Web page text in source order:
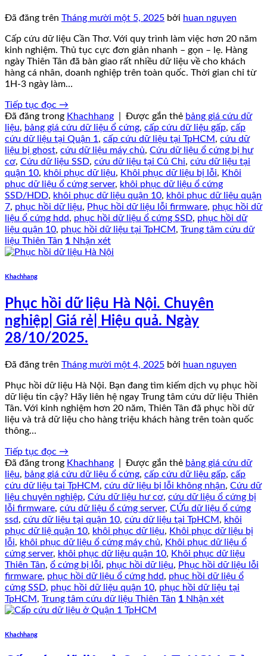
Đã đăng trên Tháng mười một 5, 2025 bởi huan nguyen
Cấp cứu dữ liệu Cần Thơ. Với quy trình làm việc hơn 20 năm
kinh nghiệm. Thủ tục cực đơn giản nhanh – gọn – lẹ. Hàng
ngày Thiên Tân đã bàn giao rất nhiều dữ liệu về cho khách
hàng cá nhân, doanh nghiệp trên toàn quốc. Thời gian chỉ từ
1H-3 ngày làm…
Tiếp tục đọc →
Đã đăng trong Khachhang Được gắn thẻ bảng giá cứu dữ
liệu, bảng giá cứu dữ liệu ổ cứng, cấp cứu dữ liệu gấp, cấp
cứu dữ liệu tại Quận 1, cấp cứu dữ liệu tại TpHCM , cứu dữ
liệu bị ghost, cứu dữ liệu máy chủ, Cứu dữ liệu ổ cứng bị hư
cơ, Cứu dữ liệu SSD, cứu dữ liệu tại Củ Chi, cứu dữ liệu tại
quận 10, khôi phục dữ liệu, Khôi phục dữ liệu bị lỗi, Khôi
phục dữ liệu ổ cứng server, khôi phục dữ liệu ổ cứng
SSD/HDD, khôi phục dữ liệu quận 10, khôi phục dữ liệu quận
7, phục hồi dữ liệu, Phục hồi dữ liệu lỗi firmware, phục hồi dữ
liệu ổ cứng hdd, phục hồi dữ liệu ổ cứng SSD, phục hồi dữ
liệu quận 10, phục hồi dữ liệu tại TpHCM , Trung tâm cứu dữ
liệu Thiên Tân 1 Nhận xét
Khachhang
Phục hồi dữ liệu Hà Nội. Chuyên
nghiệp| Giá rẻ| Hiệu quả. Ngày
28/10/2025.
Đã đăng trên Tháng mười một 4, 2025 bởi huan nguyen
Phục hồi dữ liệu Hà Nội. Bạn đang tìm kiếm dịch vụ phục hồi
dữ liệu tin cậy? Hãy liên hệ ngay Trung tâm cứu dữ liệu Thiên
Tân. Với kinh nghiệm hơn 20 năm, Thiên Tân đã phục hồi dữ
liệu và trả dữ liệu cho hàng triệu khách hàng trên toàn quốc
thông…
Tiếp tục đọc →
Đã đăng trong Khachhang Được gắn thẻ bảng giá cứu dữ
liệu, bảng giá cứu dữ liệu ổ cứng, cấp cứu dữ liệu gấp, cấp
cứu dữ liệu tại TpHCM , cứu dữ liệu bị lỗi không nhận, Cứu dữ
liệu chuyên nghiệp, Cứu dữ liệu hư cơ, cứu dữ liệu ổ cứng bị
lỗi firmware, cứu dữ liệu ổ cứng server, CỨu dữ liệu ổ cứng
ssd, cứu dữ liệu tại quận 10, cứu dữ liệu tại TpHCM , khôi
phục dữ liệ quận 10, khôi phục dữ liệu, Khôi phục dữ liệu bị
lỗi, khôi phục dữ liệu ổ cứng máy chủ, Khôi phục dữ liệu ổ
cứng server, khôi phục dữ liệu quận 10, Khôi phục dữ liệu
Thiên Tân, ổ cứng bị lỗi, phục hồi dữ liệu, Phục hồi dữ liệu lỗi
firmware, phục hồi dữ liệu ổ cứng hdd, phục hồi dữ liệu ổ
cứng SSD, phục hồi dữ liệu quận 10, phục hồi dữ liệu tại
TpHCM , Trung tâm cứu dữ liệu Thiên Tân 1 Nhận xét
Khachhang